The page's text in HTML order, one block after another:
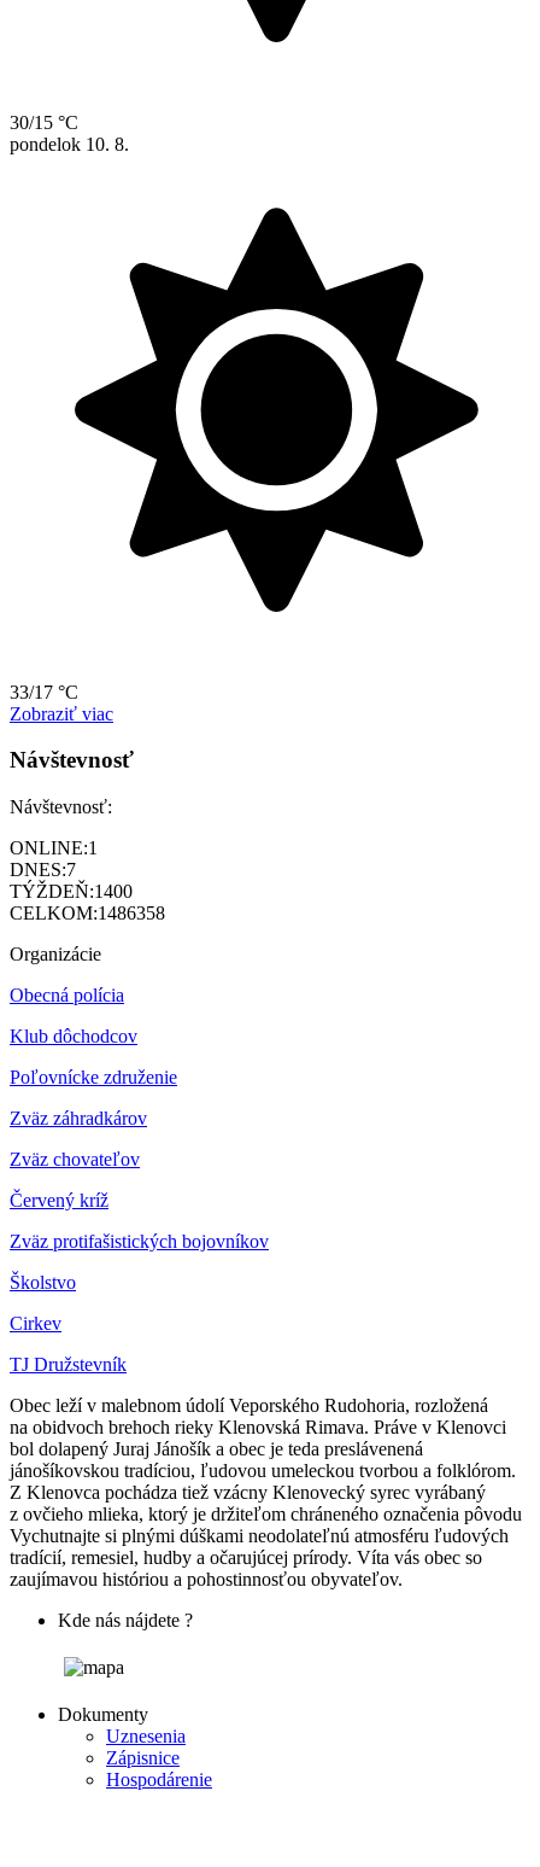
30/15 °C
pondelok 10. 8.
33/17 °C
Zobraziť viac
Návštevnosť
Návštevnosť:
ONLINE:1
DNES:7
TÝŽDEŇ:1400
CELKOM:1486358
Organizácie
Obecná polícia
Klub dôchodcov
Poľovnícke združenie
Zväz záhradkárov
Zväz chovateľov
Červený kríž
Zväz protifašistických bojovníkov
Školstvo
Cirkev
TJ Družstevník
Obec leží v malebnom údolí Veporského Rudohoria, rozložená
na obidvoch brehoch rieky Klenovská Rimava. Práve v Klenovci
bol dolapený Juraj Jánošík a obec je teda preslávenená
jánošíkovskou tradíciou, ľudovou umeleckou tvorbou a folklórom.
Z Klenovca pochádza tiež vzácny Klenovecký syrec vyrábaný
z ovčieho mlieka, ktorý je držiteľom chráneného označenia pôvodu
Vychutnajte si plnými dúškami neodolateľnú atmosféru ľudových
tradícií, remesiel, hudby a očarujúcej prírody. Víta vás obec so
zaujímavou históriou a pohostinnosťou obyvateľov.
Kde nás nájdete ?
Dokumenty
Uznesenia
Zápisnice
Hospodárenie